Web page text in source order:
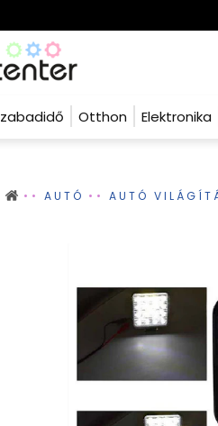
Otthon Elektronika
AUTÓ AUTÓ